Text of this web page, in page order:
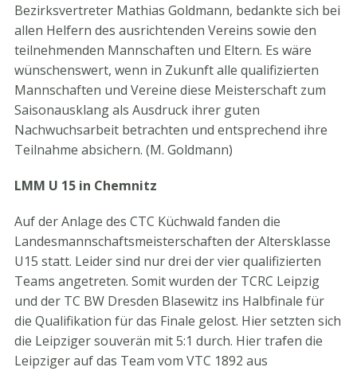
Bezirksvertreter Mathias Goldmann, bedankte sich bei
allen Helfern des ausrichtenden Vereins sowie den
teilnehmenden Mannschaften und Eltern. Es wäre
wünschenswert, wenn in Zukunft alle qualifizierten
Mannschaften und Vereine diese Meisterschaft zum
Saisonausklang als Ausdruck ihrer guten
Nachwuchsarbeit betrachten und entsprechend ihre
Teilnahme absichern. (M. Goldmann)
LMM U 15 in Chemnitz
Auf der Anlage des CTC Küchwald fanden die
Landesmannschaftsmeisterschaften der Altersklasse
U15 statt. Leider sind nur drei der vier qualifizierten
Teams angetreten. Somit wurden der TCRC Leipzig
und der TC BW Dresden Blasewitz ins Halbfinale für
die Qualifikation für das Finale gelost. Hier setzten sich
die Leipziger souverän mit 5:1 durch. Hier trafen die
Leipziger auf das Team vom VTC 1892 aus